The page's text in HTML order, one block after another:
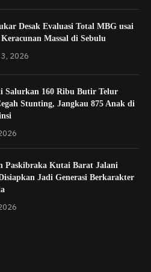
Desak Evaluasi Total MBG usai
Massal di Sebulu
2026
Salurkan 160 Ribu Butir Telur
Stunting, Jangkau 875 Anak di
Paskibraka Kutai Barat Jalani
Jadi Generasi Berkarakter